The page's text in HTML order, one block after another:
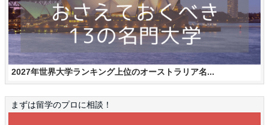
2027年世界大学ランキング上位のオーストラリア名...
まずは留学のプロに相談！